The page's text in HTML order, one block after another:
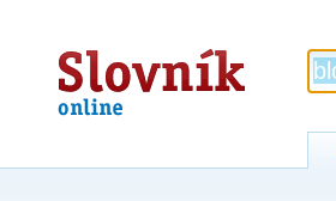
Slovník
online